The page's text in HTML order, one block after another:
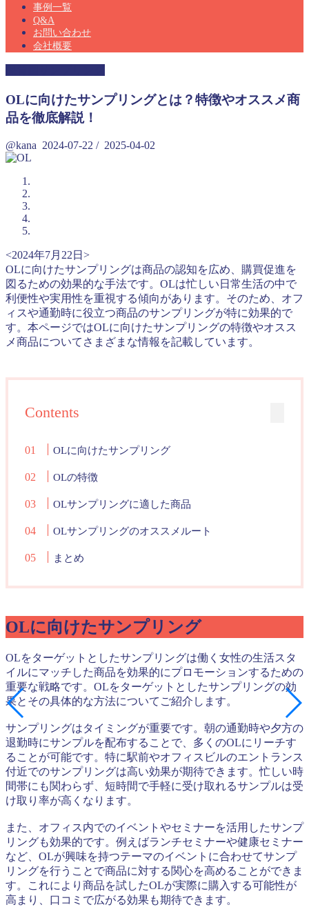
事例一覧
Q&A
お問い合わせ
会社概要
OLに向けたサンプリングとは？特徴やオススメ商
品を徹底解説！
@kana 2024-07-22 / 2025-04-02
<2024年7月22日>
OLに向けたサンプリングは商品の認知を広め、購買促進を
図るための効果的な手法です。OLは忙しい日常生活の中で
利便性や実用性を重視する傾向があります。そのため、オフ
ィスや通勤時に役立つ商品のサンプリングが特に効果的で
す。本ページではOLに向けたサンプリングの特徴やオスス
メ商品についてさまざまな情報を記載しています。
Contents
OLに向けたサンプリング
OLの特徴
OLサンプリングに適した商品
OLサンプリングのオススメルート
まとめ
OLに向けたサンプリング
OLをターゲットとしたサンプリングは働く女性の生活スタ
イルにマッチした商品を効果的にプロモーションするための
重要な戦略です。OLをターゲットとしたサンプリングの効
果とその具体的な方法についてご紹介します。
サンプリングはタイミングが重要です。朝の通勤時や夕方の
退勤時にサンプルを配布することで、多くのOLにリーチす
ることが可能です。特に駅前やオフィスビルのエントランス
付近でのサンプリングは高い効果が期待できます。忙しい時
間帯にも関わらず、短時間で手軽に受け取れるサンプルは受
け取り率が高くなります。
また、オフィス内でのイベントやセミナーを活用したサンプ
リングも効果的です。例えばランチセミナーや健康セミナー
など、OLが興味を持つテーマのイベントに合わせてサンプ
リングを行うことで商品に対する関心を高めることができま
す。これにより商品を試したOLが実際に購入する可能性が
高まり、口コミで広がる効果も期待できます。